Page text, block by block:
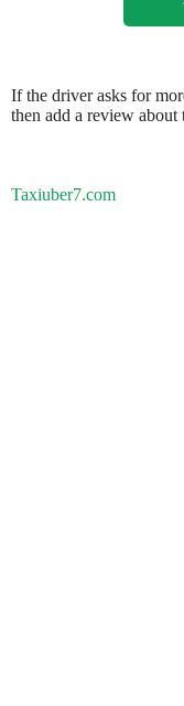
If the driver asks for
then add a review about
Taxiuber7.com